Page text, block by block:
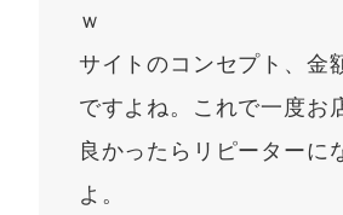
ｗ
サイトのコンセプト、金
ですよね。これで一度お
良かったらリピーターに
よ。